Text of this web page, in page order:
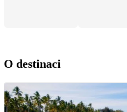
O destinaci